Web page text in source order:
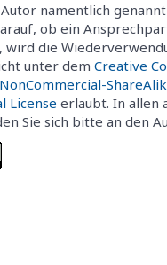
namentlich
ob ein
wird die
unter dem Creative
License erlaubt. In allen
Sie sich bitte an den